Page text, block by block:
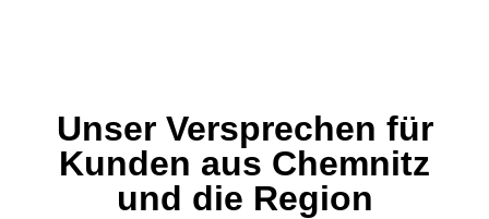
Unser Versprechen für
Kunden aus Chemnitz
und die Region